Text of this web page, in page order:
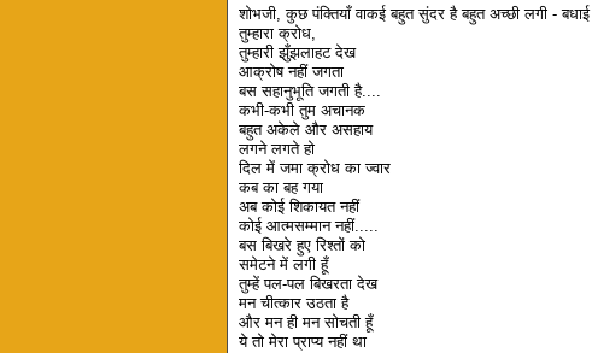
शोभजी, कुछ पंक्तियाँ वाकई बहुत सुंदर है बहुत अच्छी लगी - बधाई
तुम्हारा क्रोध,
तुम्हारी झुँझलाहट देख
आक्रोष नहीं जगता
बस सहानुभूति जगती है....
कभी-कभी तुम अचानक
बहुत अकेले और असहाय
लगने लगते हो
दिल में जमा क्रोध का ज्वार
कब का बह गया
अब कोई शिकायत नहीं
कोई आत्मसम्मान नहीं.....
बस बिखरे हुए रिश्तों को
समेटने में लगी हूँ
तुम्हें पल-पल बिखरता देख
मन चीत्कार उठता है
और मन ही मन सोचती हूँ
ये तो मेरा प्राप्य नहीं था